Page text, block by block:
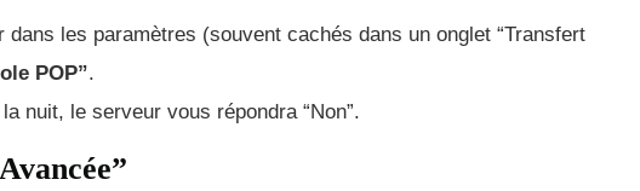
les paramètres (souvent cachés dans un onglet “Transfert
POP”.
nuit, le serveur vous répondra “Non”.